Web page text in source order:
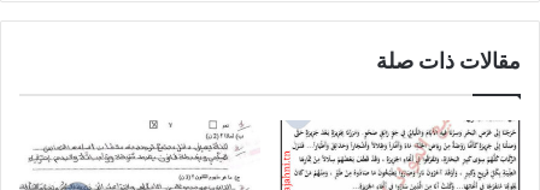
اساسي
مقالات ذات صلة